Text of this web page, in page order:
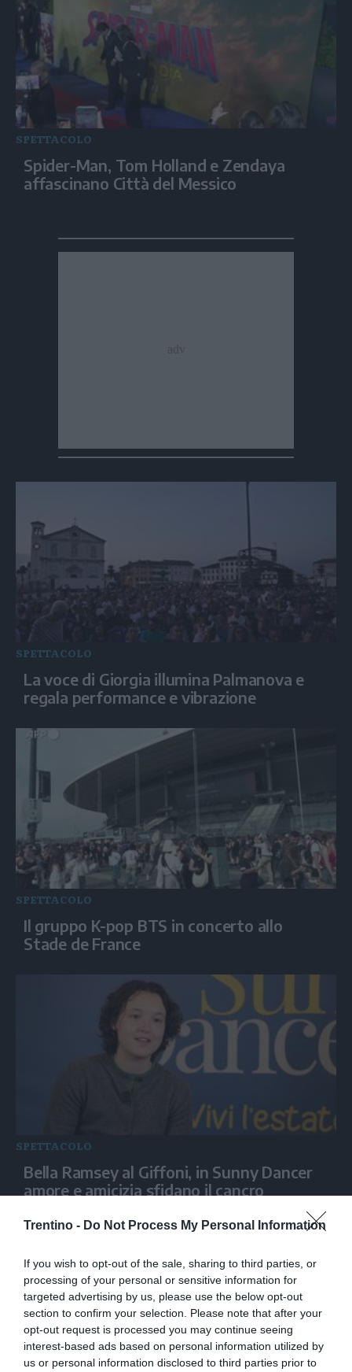
Trentino - Do Not Process My Personal Information
If you wish to opt-out of the sale, sharing to third parties, or
processing of your personal or sensitive information for
targeted advertising by us, please use the below opt-out
section to confirm your selection. Please note that after your
opt-out request is processed you may continue seeing
interest-based ads based on personal information utilized by
us or personal information disclosed to third parties prior to
SPETTACOLO
Spider-Man, Tom Holland e Zendaya
affascinano Città del Messico
SPETTACOLO
La voce di Giorgia illumina Palmanova e
regala performance e vibrazione
SPETTACOLO
Il gruppo K-pop BTS in concerto allo
Stade de France
SPETTACOLO
Bella Ramsey al Giffoni, in Sunny Dancer
amore e amicizia sfidano il cancro